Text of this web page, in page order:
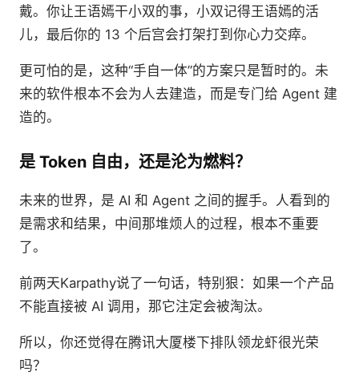
戴。你让王语嫣干小双的事，小双记得王语嫣的活
儿，最后你的 13 个后宫会打架打到你心力交瘁。
更可怕的是，这种“手自一体”的方案只是暂时的。未
来的软件根本不会为人去建造，而是专门给 Agent 建
造的。
是 Token 自由，还是沦为燃料？
未来的世界，是 AI 和 Agent 之间的握手。人看到的
是需求和结果，中间那堆烦人的过程，根本不重要
了。
前两天Karpathy说了一句话，特别狠：如果一个产品
不能直接被 AI 调用，那它注定会被淘汰。
所以，你还觉得在腾讯大厦楼下排队领龙虾很光荣
吗？